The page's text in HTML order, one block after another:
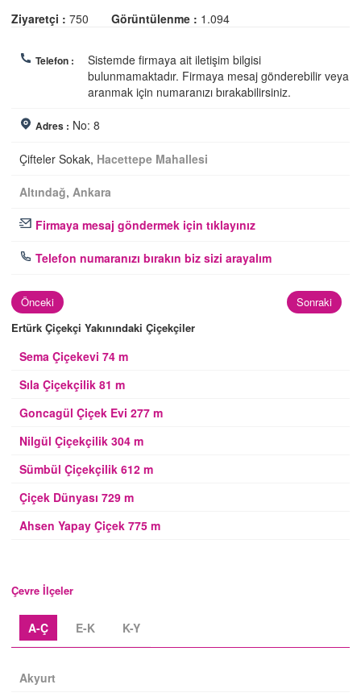
Ziyaretçi : 750 Görüntülenme : 1.094
Telefon :
Sistemde firmaya ait iletişim bilgisi
bulunmamaktadır. Firmaya mesaj gönderebilir veya
aranmak için numaranızı bırakabilirsiniz.
Adres : No: 8
Çifteler Sokak, Hacettepe Mahallesi
Altındağ, Ankara
Firmaya mesaj göndermek için tıklayınız
Telefon numaranızı bırakın biz sizi arayalım
Önceki
Sonraki
Ertürk Çiçekçi Yakınındaki Çiçekçiler
Sema Çiçekevi 74 m
Sıla Çiçekçilik 81 m
Goncagül Çiçek Evi 277 m
Nilgül Çiçekçilik 304 m
Sümbül Çiçekçilik 612 m
Çiçek Dünyası 729 m
Ahsen Yapay Çiçek 775 m
Çevre İlçeler
A-Ç E-K K-Y
Akyurt